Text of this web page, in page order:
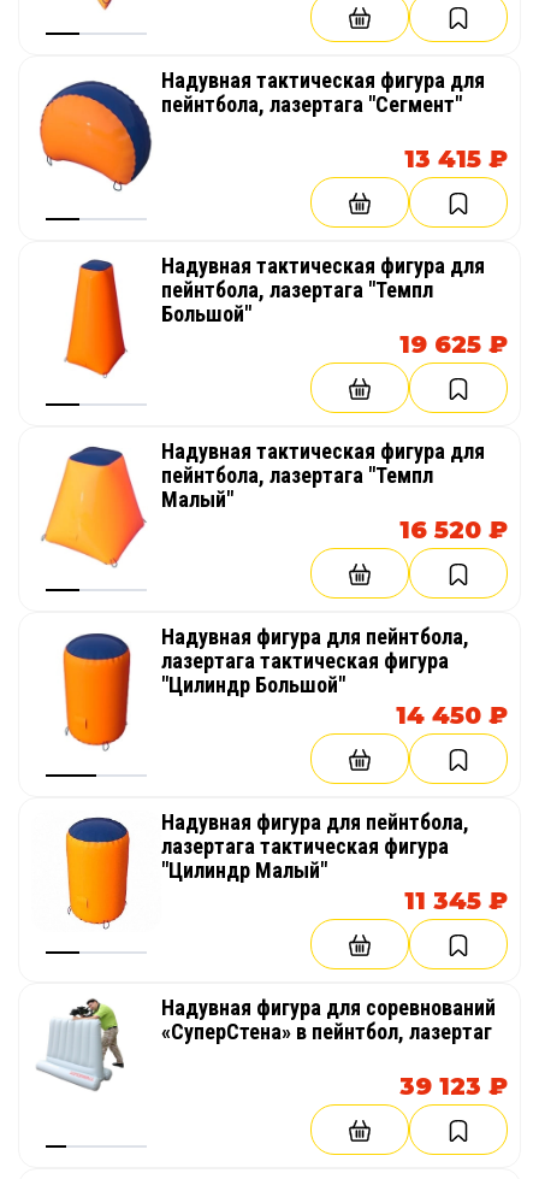
Надувная тактическая фигура для
пейнтбола, лазертага "Сегмент"
13 415 ₽
Надувная тактическая фигура для
пейнтбола, лазертага "Темпл
Большой"
19 625 ₽
Надувная тактическая фигура для
пейнтбола, лазертага "Темпл
Малый"
16 520 ₽
Надувная фигура для пейнтбола,
лазертага тактическая фигура
"Цилиндр Большой"
14 450 ₽
Надувная фигура для пейнтбола,
лазертага тактическая фигура
"Цилиндр Малый"
11 345 ₽
Надувная фигура для соревнований
«СуперСтена» в пейнтбол, лазертаг
39 123 ₽